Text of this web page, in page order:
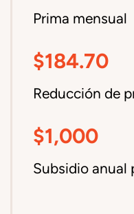
Prima mensual
$184.70
Reducción de
$1,000
Subsidio anual